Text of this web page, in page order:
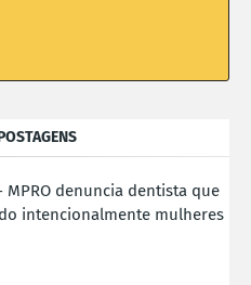
- MPRO denuncia dentista que
intencionalmente mulheres